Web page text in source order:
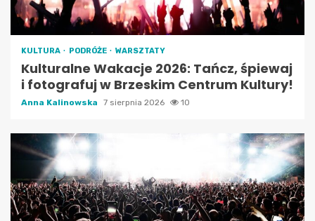
KULTURA PODRÓŻE WARSZTATY
Kulturalne Wakacje 2026: Tańcz, śpiewaj
i fotografuj w Brzeskim Centrum Kultury!
Anna Kalinowska 7 sierpnia 2026 10